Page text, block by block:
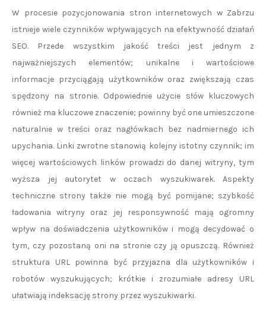
W procesie pozycjonowania stron internetowych w Zabrzu
istnieje wiele czynników wpływających na efektywność działań
SEO. Przede wszystkim jakość treści jest jednym z
najważniejszych elementów; unikalne i wartościowe
informacje przyciągają użytkowników oraz zwiększają czas
spędzony na stronie. Odpowiednie użycie słów kluczowych
również ma kluczowe znaczenie; powinny być one umieszczone
naturalnie w treści oraz nagłówkach bez nadmiernego ich
upychania. Linki zwrotne stanowią kolejny istotny czynnik; im
więcej wartościowych linków prowadzi do danej witryny, tym
wyższa jej autorytet w oczach wyszukiwarek. Aspekty
techniczne strony także nie mogą być pomijane; szybkość
ładowania witryny oraz jej responsywność mają ogromny
wpływ na doświadczenia użytkowników i mogą decydować o
tym, czy pozostaną oni na stronie czy ją opuszczą. Również
struktura URL powinna być przyjazna dla użytkowników i
robotów wyszukujących; krótkie i zrozumiałe adresy URL
ułatwiają indeksację strony przez wyszukiwarki.